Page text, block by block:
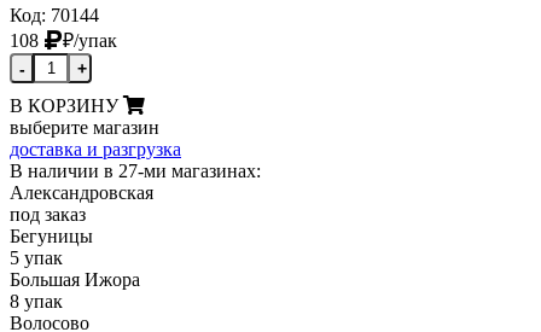
Код: 70144
108
₽/упак
- +
В КОРЗИНУ
выберите магазин
доставка и разгрузка
В наличии в 27-ми магазинах:
Александровская
под заказ
Бегуницы
5 упак
Большая Ижора
8 упак
Волосово